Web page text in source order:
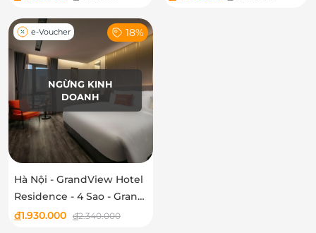
NGỪNG KINH
DOANH
e-Voucher 18%
Hà Nội - GrandView Hotel
Residence - 4 Sao - Grand
View Suite
đ1.930.000 đ2.340.000